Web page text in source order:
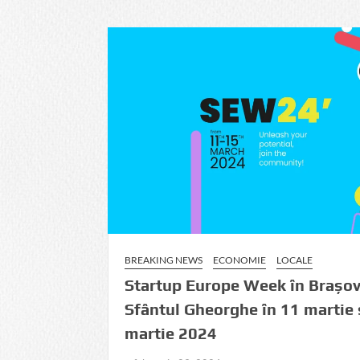
putea
sub
o
legislație
și
care
avantajele/
BREAKING NEWS ECONOMIE LOCALE
Startup Europe Week în
Sfântul Gheorghe în 11 martie
martie 2024